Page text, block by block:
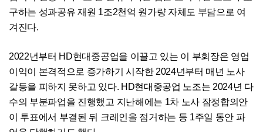
구하는 성과공유 재원 1조2천억 원가량 자체도 부담으로 여
겨진다.
2022년부터 HD현대중공업을 이끌고 있는 이 부회장은 영업
이익이 본격적으로 증가하기 시작한 2024년부터 매년 노사
갈등을 피하지 못하고 있다. HD현대중공업 노조는 2024년 다
수의 부분파업을 진행했고 지난해에는 1차 노사 잠정합의안
이 투표에서 부결된 뒤 크레인을 점거하는 등 1주일 동안 파